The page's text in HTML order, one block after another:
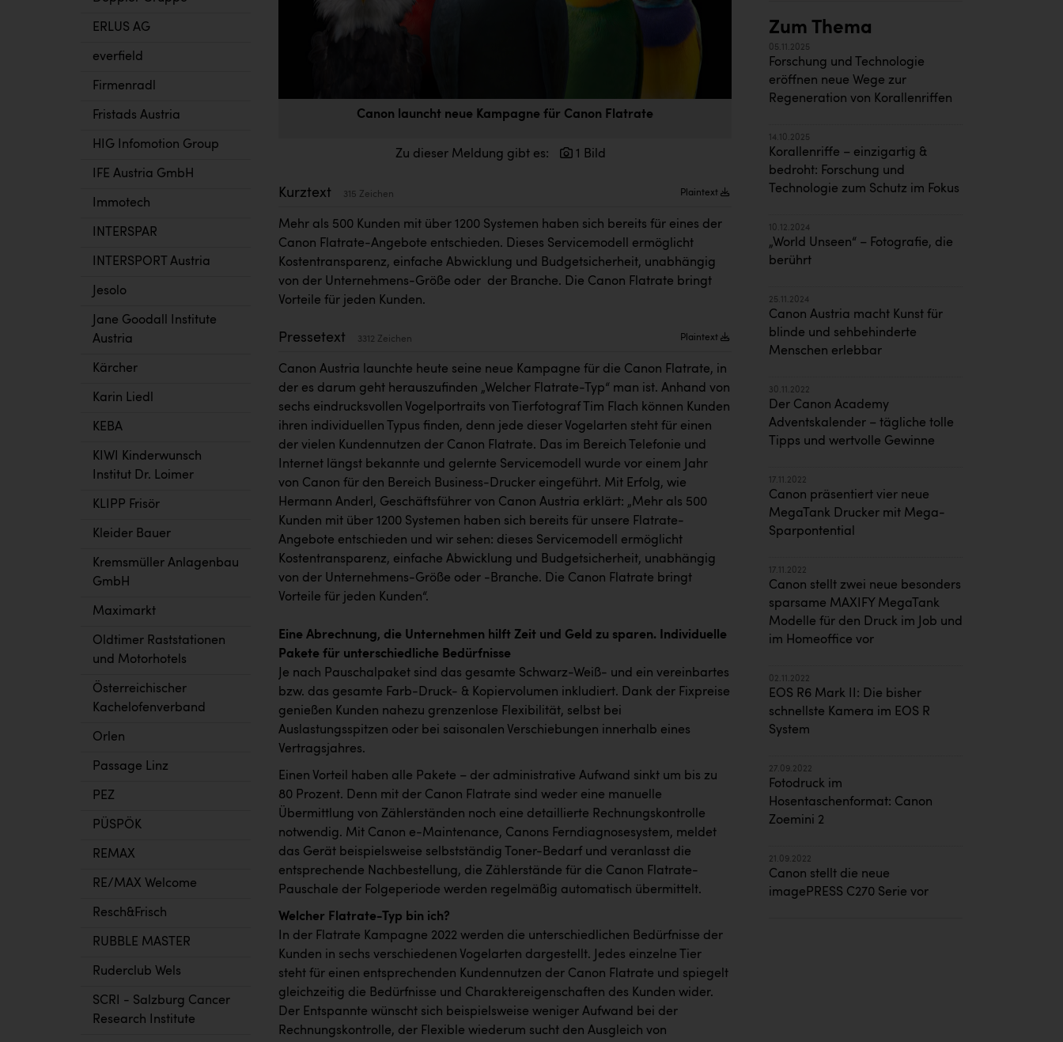
ERLUS AG
everfield
Firmenradl
Fristads Austria
HIG Infomotion Group
IFE Austria GmbH
Immotech
INTERSPAR
INTERSPORT Austria
Jesolo
Jane Goodall Institute
Austria
Kärcher
Karin Liedl
KEBA
KIWI Kinderwunsch
Institut Dr. Loimer
KLIPP Frisör
Kleider Bauer
Kremsmüller Anlagenbau
GmbH
Maximarkt
Oldtimer Raststationen
und Motorhotels
Österreichischer
Kachelofenverband
Orlen
Passage Linz
PEZ
PÜSPÖK
REMAX
RE/MAX Welcome
Resch&Frisch
RUBBLE MASTER
Ruderclub Wels
SCRI - Salzburg Cancer
Research Institute
Canon launcht neue Kampagne für Canon Flatrate
Zu dieser Meldung gibt es: 1 Bild
Kurztext 315 Zeichen Plaintext
Mehr als 500 Kunden mit über 1200 Systemen haben sich bereits für eines der
Canon Flatrate-Angebote entschieden. Dieses Servicemodell ermöglicht
Kostentransparenz, einfache Abwicklung und Budgetsicherheit, unabhängig
von der Unternehmens-Größe oder der Branche. Die Canon Flatrate bringt
Vorteile für jeden Kunden.
Pressetext 3312 Zeichen Plaintext
Canon Austria launchte heute seine neue Kampagne für die Canon Flatrate, in
der es darum geht herauszufinden „Welcher Flatrate-Typ“ man ist. Anhand von
sechs eindrucksvollen Vogelportraits von Tierfotograf Tim Flach können Kunden
ihren individuellen Typus finden, denn jede dieser Vogelarten steht für einen
der vielen Kundennutzen der Canon Flatrate. Das im Bereich Telefonie und
Internet längst bekannte und gelernte Servicemodell wurde vor einem Jahr
von Canon für den Bereich Business-Drucker eingeführt. Mit Erfolg, wie
Hermann Anderl, Geschäftsführer von Canon Austria erklärt: „Mehr als 500
Kunden mit über 1200 Systemen haben sich bereits für unsere Flatrate-
Angebote entschieden und wir sehen: dieses Servicemodell ermöglicht
Kostentransparenz, einfache Abwicklung und Budgetsicherheit, unabhängig
von der Unternehmens-Größe oder -Branche. Die Canon Flatrate bringt
Vorteile für jeden Kunden“.
Eine Abrechnung, die Unternehmen hilft Zeit und Geld zu sparen. Individuelle
Pakete für unterschiedliche Bedürfnisse
Je nach Pauschalpaket sind das gesamte Schwarz-Weiß- und ein vereinbartes
bzw. das gesamte Farb-Druck- & Kopiervolumen inkludiert. Dank der Fixpreise
genießen Kunden nahezu grenzenlose Flexibilität, selbst bei
Auslastungsspitzen oder bei saisonalen Verschiebungen innerhalb eines
Vertragsjahres.
Einen Vorteil haben alle Pakete – der administrative Aufwand sinkt um bis zu
80 Prozent. Denn mit der Canon Flatrate sind weder eine manuelle
Übermittlung von Zählerständen noch eine detaillierte Rechnungskontrolle
notwendig. Mit Canon e-Maintenance, Canons Ferndiagnosesystem, meldet
das Gerät beispielsweise selbstständig Toner-Bedarf und veranlasst die
entsprechende Nachbestellung, die Zählerstände für die Canon Flatrate-
Pauschale der Folgeperiode werden regelmäßig automatisch übermittelt.
Welcher Flatrate-Typ bin ich?
In der Flatrate Kampagne 2022 werden die unterschiedlichen Bedürfnisse der
Kunden in sechs verschiedenen Vogelarten dargestellt. Jedes einzelne Tier
steht für einen entsprechenden Kundennutzen der Canon Flatrate und spiegelt
gleichzeitig die Bedürfnisse und Charaktereigenschaften des Kunden wider.
Der Entspannte wünscht sich beispielsweise weniger Aufwand bei der
Rechnungskontrolle, der Flexible wiederum sucht den Ausgleich von
Zum Thema
05.11.2025
Forschung und Technologie
eröffnen neue Wege zur
Regeneration von Korallenriffen
14.10.2025
Korallenriffe – einzigartig &
bedroht: Forschung und
Technologie zum Schutz im Fokus
10.12.2024
„World Unseen“ – Fotografie, die
berührt
25.11.2024
Canon Austria macht Kunst für
blinde und sehbehinderte
Menschen erlebbar
30.11.2022
Der Canon Academy
Adventskalender – tägliche tolle
Tipps und wertvolle Gewinne
17.11.2022
Canon präsentiert vier neue
MegaTank Drucker mit Mega-
Sparpontential
17.11.2022
Canon stellt zwei neue besonders
sparsame MAXIFY MegaTank
Modelle für den Druck im Job und
im Homeoffice vor
02.11.2022
EOS R6 Mark II: Die bisher
schnellste Kamera im EOS R
System
27.09.2022
Fotodruck im
Hosentaschenformat: Canon
Zoemini 2
21.09.2022
Canon stellt die neue
imagePRESS C270 Serie vor